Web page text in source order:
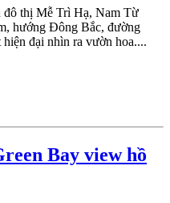
đô thị Mễ Trì Hạ, Nam Từ
hướng Đông Bắc, đường
đại nhìn ra vườn hoa....
Bay view hồ